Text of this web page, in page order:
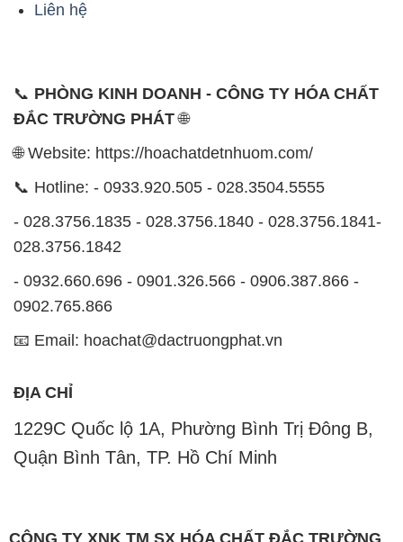
Liên hệ
📞 PHÒNG KINH DOANH - CÔNG TY HÓA CHẤT
ĐẮC TRƯỜNG PHÁT🌐
🌐 Website: https://hoachatdetnhuom.com/
📞 Hotline: - 0933.920.505 - 028.3504.5555
- 028.3756.1835 - 028.3756.1840 - 028.3756.1841-
028.3756.1842
- 0932.660.696 - 0901.326.566 - 0906.387.866 -
0902.765.866
📧 Email: hoachat@dactruongphat.vn
ĐỊA CHỈ
1229C Quốc lộ 1A, Phường Bình Trị Đông B,
Quận Bình Tân, TP. Hồ Chí Minh
CÔNG TY XNK TM SX HÓA CHẤT ĐẮC TRƯỜNG